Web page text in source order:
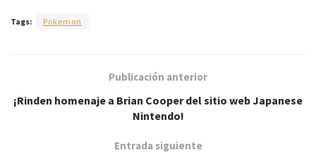
Tags: Pokemon
Publicación anterior
¡Rinden homenaje a Brian Cooper del sitio web Japanese
Nintendo!
Entrada siguiente